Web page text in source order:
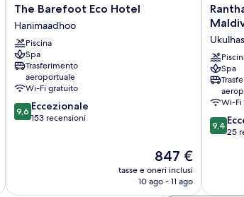
The
Barefoot
Eco
Hotel
Hanimaadhoo
The Barefoot Eco Hotel
Hanimaadhoo
Piscina
Spa
Trasferimento
aeroportuale
Wi-Fi gratuito
9.6
su
9,6 Eccezionale
153 recensioni
Il
prezzo
attuale
847 €
tasse e oneri inclusi
10 ago - 11 ago
Hotel
Spa
Ukulhas
Maldives
Ukulhas
Ukulhas
Spa
Wi-Fi
9.4
su
9,4
25